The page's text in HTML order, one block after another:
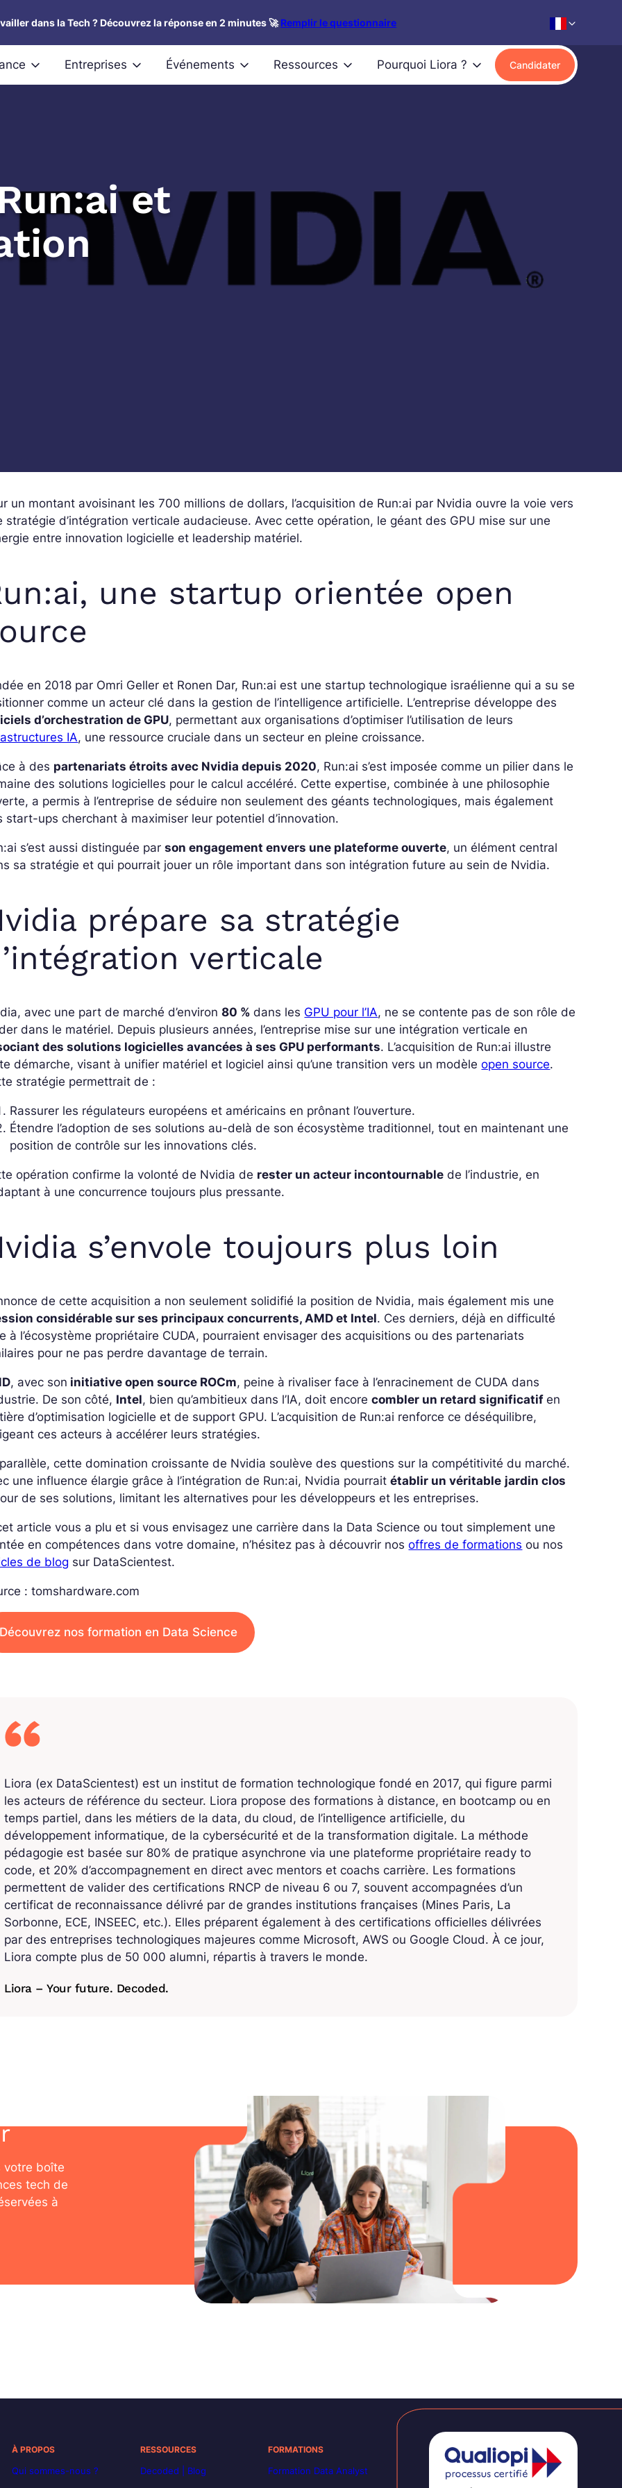
dans la Tech ? Découvrez la réponse en 2 minutes 🚀Remplir le questionnaire
Entreprises Événements Ressources Pourquoi Liora ? Candidater
et
un montant avoisinant les 700 millions de dollars, l’acquisition de Run:ai par Nvidia ouvre la voie vers
stratégie d’intégration verticale audacieuse. Avec cette opération, le géant des GPU mise sur une
entre innovation logicielle et leadership matériel.
une startup orientée open
en 2018 par Omri Geller et Ronen Dar, Run:ai est une startup technologique israélienne qui a su se
comme un acteur clé dans la gestion de l’intelligence artificielle. L’entreprise développe des
d’orchestration de GPU, permettant aux organisations d’optimiser l’utilisation de leurs
IA, une ressource cruciale dans un secteur en pleine croissance.
à des partenariats étroits avec Nvidia depuis 2020, Run:ai s’est imposée comme un pilier dans le
des solutions logicielles pour le calcul accéléré. Cette expertise, combinée à une philosophie
a permis à l’entreprise de séduire non seulement des géants technologiques, mais également
start-ups cherchant à maximiser leur potentiel d’innovation.
s’est aussi distinguée parson engagement envers une plateforme ouverte, un élément central
sa stratégie et qui pourrait jouer un rôle important dans son intégration future au sein de Nvidia.
prépare sa stratégie
verticale
avec une part de marché d’environ80 % dans les GPU pour l’IA, ne se contente pas de son rôle de
dans le matériel. Depuis plusieurs années, l’entreprise mise sur une intégration verticale en
des solutions logicielles avancées à ses GPU performants. L’acquisition de Run:ai illustre
démarche, visant à unifier matériel et logiciel ainsi qu’une transition vers un modèleopen source.
stratégie permettrait de :
Rassurer les régulateurs européens et américains en prônant l’ouverture.
Étendre l’adoption de ses solutions au-delà de son écosystème traditionnel, tout en maintenant une
position de contrôle sur les innovations clés.
opération confirme la volonté de Nvidia de rester un acteur incontournable de l’industrie, en
à une concurrence toujours plus pressante.
s’envole toujours plus loin
de cette acquisition a non seulement solidifié la position de Nvidia, mais également mis une
considérable sur ses principaux concurrents, AMD et Intel. Ces derniers, déjà en difficulté
à l’écosystème propriétaire CUDA, pourraient envisager des acquisitions ou des partenariats
pour ne pas perdre davantage de terrain.
, avec son initiative open source ROCm, peine à rivaliser face à l’enracinement de CUDA dans
De son côté, Intel, bien qu’ambitieux dans l’IA, doit encorecombler un retard significatifen
d’optimisation logicielle et de support GPU. L’acquisition de Run:ai renforce ce déséquilibre,
ces acteurs à accélérer leurs stratégies.
cette domination croissante de Nvidia soulève des questions sur la compétitivité du marché.
une influence élargie grâce à l’intégration de Run:ai, Nvidia pourraitétablir un véritable jardin clos
de ses solutions, limitant les alternatives pour les développeurs et les entreprises.
article vous a plu et si vous envisagez une carrière dans la Data Science ou tout simplement une
en compétences dans votre domaine, n’hésitez pas à découvrir nosoffres de formations ou nos
de blog sur DataScientest.
: tomshardware.com
Découvrez nos formation en Data Science
Liora (ex DataScientest) est un institut de formation technologique fondé en 2017, qui figure parmi
les acteurs de référence du secteur. Liora propose des formations à distance, en bootcamp ou en
temps partiel, dans les métiers de la data, du cloud, de l’intelligence artificielle, du
développement informatique, de la cybersécurité et de la transformation digitale. La méthode
pédagogie est basée sur 80% de pratique asynchrone via une plateforme propriétaire ready to
code, et 20% d’accompagnement en direct avec mentors et coachs carrière. Les formations
permettent de valider des certifications RNCP de niveau 6 ou 7, souvent accompagnées d’un
certificat de reconnaissance délivré par de grandes institutions françaises (Mines Paris, La
Sorbonne, ECE, INSEEC, etc.). Elles préparent également à des certifications officielles délivrées
par des entreprises technologiques majeures comme Microsoft, AWS ou Google Cloud. À ce jour,
Liora compte plus de 50 000 alumni, répartis à travers le monde.
Liora – Your future. Decoded.
votre boîte
tech de
à
À PROPOS
Qui sommes-nous ?
RESSOURCES
Decoded | Blog
FORMATIONS
Formation Data Analyst